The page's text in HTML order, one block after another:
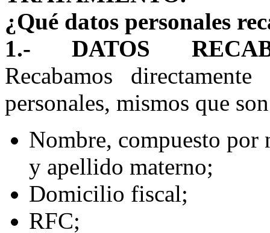
¿Qué datos personales
1.- DATOS
Recabamos
personales, mismos que
Nombre, compuesto
y apellido materno;
Domicilio fiscal;
RFC;